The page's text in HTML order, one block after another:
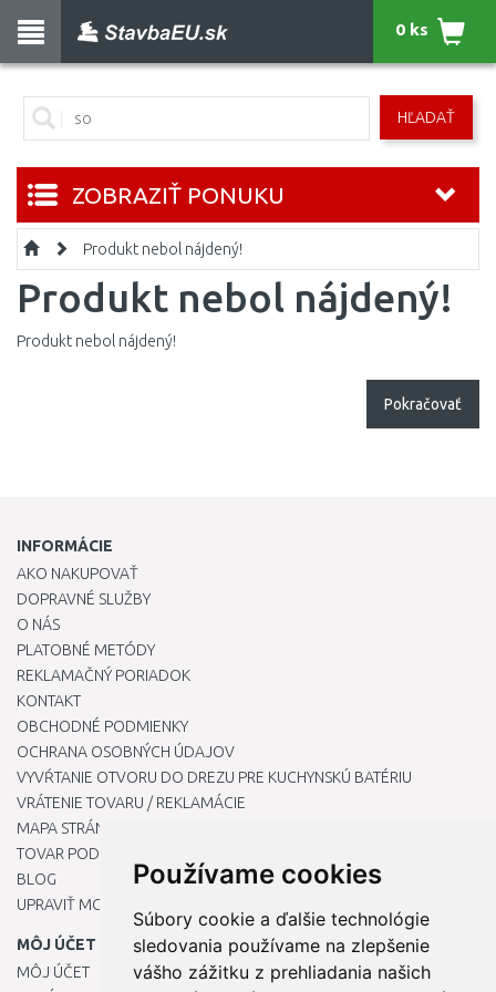
Používame cookies
Súbory cookie a ďalšie technológie
sledovania používame na zlepšenie
vášho zážitku z prehliadania našich
HĽADAŤ
0 ks
ZOBRAZIŤ PONUKU
Produkt nebol nájdený!
Produkt nebol nájdený!
Produkt nebol nájdený!
Pokračovať
INFORMÁCIE
AKO NAKUPOVAŤ
DOPRAVNÉ SLUŽBY
O NÁS
PLATOBNÉ METÓDY
REKLAMAČNÝ PORIADOK
KONTAKT
OBCHODNÉ PODMIENKY
OCHRANA OSOBNÝCH ÚDAJOV
VYVŔTANIE OTVORU DO DREZU PRE KUCHYNSKÚ BATÉRIU
VRÁTENIE TOVARU / REKLAMÁCIE
MAPA STRÁNOK
TOVAR PODĽA ZNAČIEK
BLOG
UPRAVIŤ MOJE PREDVOĽBY COOKIES
MÔJ ÚČET
MÔJ ÚČET